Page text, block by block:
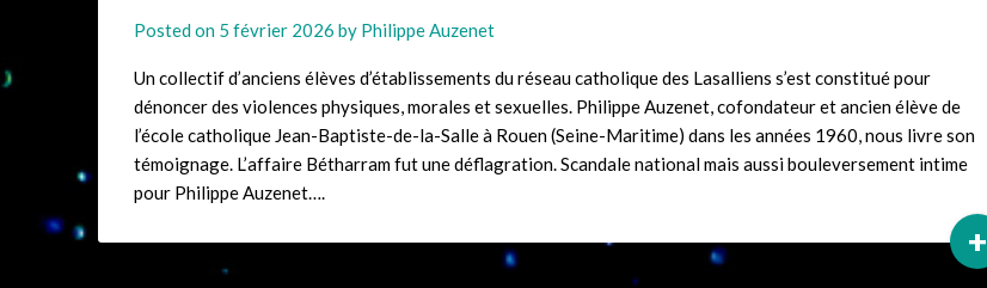
Posted on 5 février 2026 by Philippe Auzenet
Un collectif d’anciens élèves d’établissements du réseau catholique des Lasalliens s’est constitué pour
dénoncer des violences physiques, morales et sexuelles. Philippe Auzenet, cofondateur et ancien élève de
l’école catholique Jean-Baptiste-de-la-Salle à Rouen (Seine-Maritime) dans les années 1960, nous livre son
témoignage. L’affaire Bétharram fut une déflagration. Scandale national mais aussi bouleversement intime
pour Philippe Auzenet….
+